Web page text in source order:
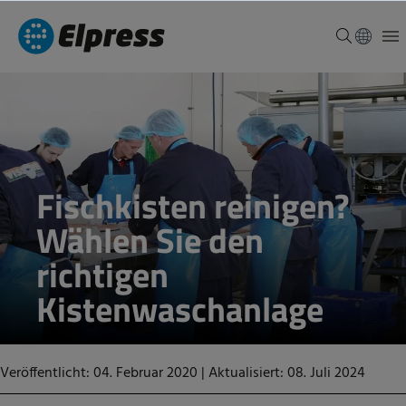
Fischkisten reinigen?
Wählen Sie den
richtigen
Kistenwaschanlage
Veröffentlicht: 04. Februar 2020 |Aktualisiert: 08. Juli 2024